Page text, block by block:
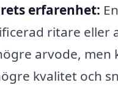
erfarenhet:
ritare eller
arvode, men
kvalitet och